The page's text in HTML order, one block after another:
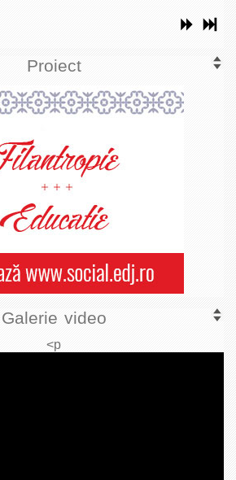
Proiect
Galerie video
<p